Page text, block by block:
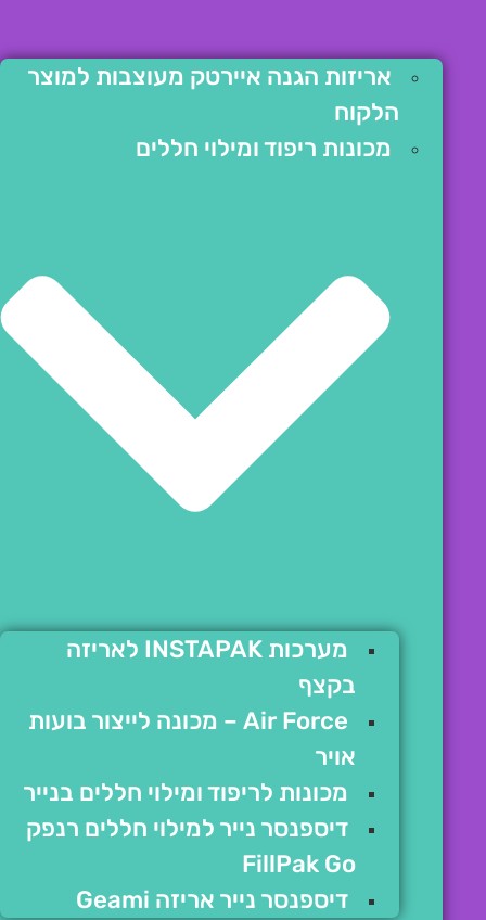
אריזות הגנה איירטק מעוצבות למוצר
הלקוח
מכונות ריפוד ומילוי חללים
מערכות INSTAPAK לאריזה
בקצף
Air Force – מכונה לייצור בועות
אויר
מכונות לריפוד ומילוי חללים בנייר
דיספנסר נייר למילוי חללים רנפק
FillPak Go
דיספנסר נייר אריזה Geami